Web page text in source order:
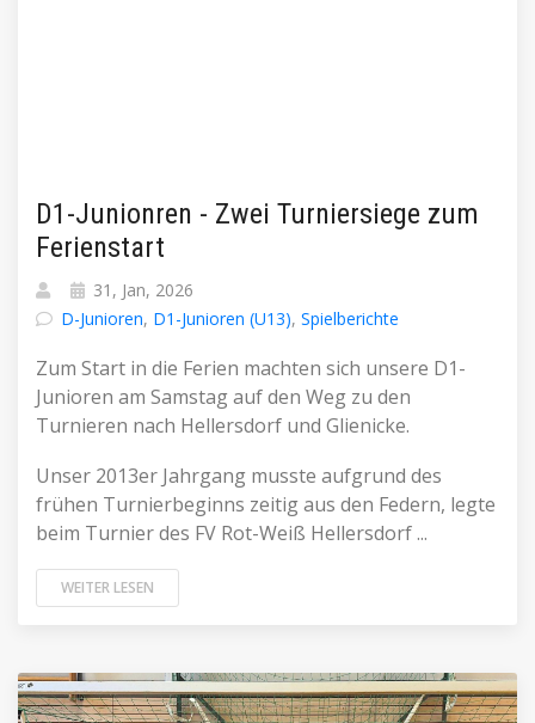
D1-Junionren - Zwei Turniersiege zum
Ferienstart
31, Jan, 2026
D-Junioren, D1-Junioren (U13), Spielberichte
Zum Start in die Ferien machten sich unsere D1-
Junioren am Samstag auf den Weg zu den
Turnieren nach Hellersdorf und Glienicke.
Unser 2013er Jahrgang musste aufgrund des
frühen Turnierbeginns zeitig aus den Federn, legte
beim Turnier des FV Rot-Weiß Hellersdorf ...
WEITER LESEN